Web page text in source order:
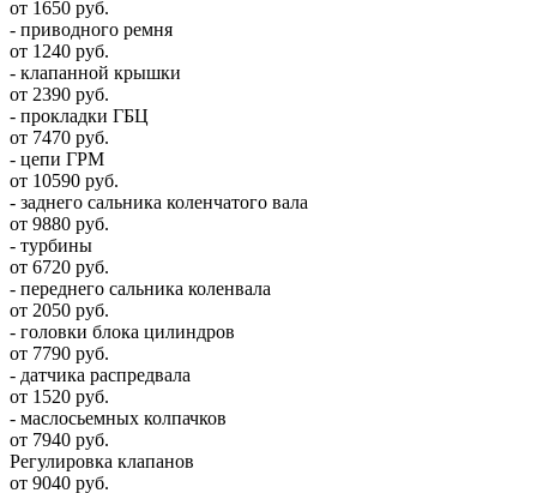
от 1650 руб.
- приводного ремня
от 1240 руб.
- клапанной крышки
от 2390 руб.
- прокладки ГБЦ
от 7470 руб.
- цепи ГРМ
от 10590 руб.
- заднего сальника коленчатого вала
от 9880 руб.
- турбины
от 6720 руб.
- переднего сальника коленвала
от 2050 руб.
- головки блока цилиндров
от 7790 руб.
- датчика распредвала
от 1520 руб.
- маслосьемных колпачков
от 7940 руб.
Регулировка клапанов
от 9040 руб.